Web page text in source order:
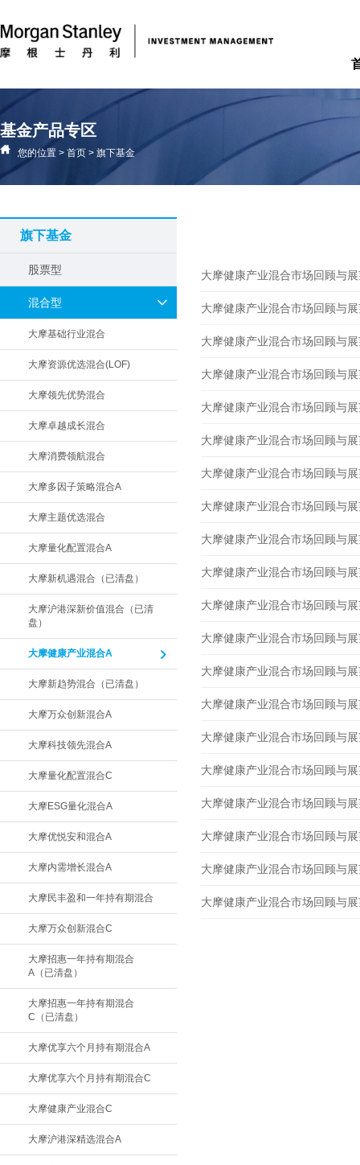
基金产品专区
您的位置 > 首页 > 旗下基金
旗下基金
股票型
混合型
大摩基础行业混合
大摩资源优选混合(LOF)
大摩领先优势混合
大摩卓越成长混合
大摩消费领航混合
大摩多因子策略混合A
大摩主题优选混合
大摩量化配置混合A
大摩新机遇混合（已清盘）
大摩沪港深新价值混合（已清
盘）
大摩健康产业混合A
大摩新趋势混合（已清盘）
大摩万众创新混合A
大摩科技领先混合A
大摩量化配置混合C
大摩ESG量化混合A
大摩优悦安和混合A
大摩内需增长混合A
大摩民丰盈和一年持有期混合
大摩万众创新混合C
大摩招惠一年持有期混合
A（已清盘）
大摩招惠一年持有期混合
C（已清盘）
大摩优享六个月持有期混合A
大摩优享六个月持有期混合C
大摩健康产业混合C
大摩沪港深精选混合A
大摩健康产业混合市场回顾与
大摩健康产业混合市场回顾与
大摩健康产业混合市场回顾与
大摩健康产业混合市场回顾与
大摩健康产业混合市场回顾与
大摩健康产业混合市场回顾与
大摩健康产业混合市场回顾与
大摩健康产业混合市场回顾与
大摩健康产业混合市场回顾与
大摩健康产业混合市场回顾与
大摩健康产业混合市场回顾与
大摩健康产业混合市场回顾与
大摩健康产业混合市场回顾与
大摩健康产业混合市场回顾与
大摩健康产业混合市场回顾与
大摩健康产业混合市场回顾与
大摩健康产业混合市场回顾与
大摩健康产业混合市场回顾与
大摩健康产业混合市场回顾与
大摩健康产业混合市场回顾与